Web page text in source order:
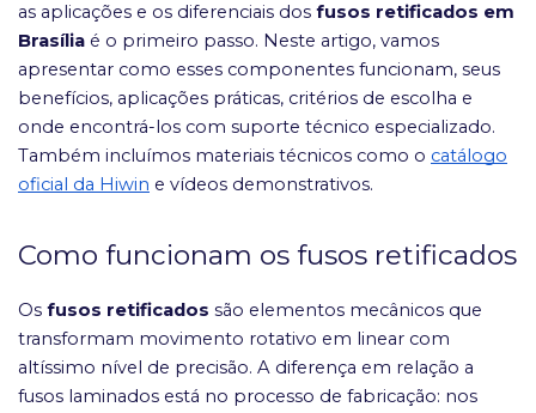
as aplicações e os diferenciais dos fusos retificados em
Brasília é o primeiro passo. Neste artigo, vamos
apresentar como esses componentes funcionam, seus
benefícios, aplicações práticas, critérios de escolha e
onde encontrá-los com suporte técnico especializado.
Também incluímos materiais técnicos como o catálogo
oficial da Hiwin e vídeos demonstrativos.
Como funcionam os fusos retificados
Os fusos retificados são elementos mecânicos que
transformam movimento rotativo em linear com
altíssimo nível de precisão. A diferença em relação a
fusos laminados está no processo de fabricação: nos